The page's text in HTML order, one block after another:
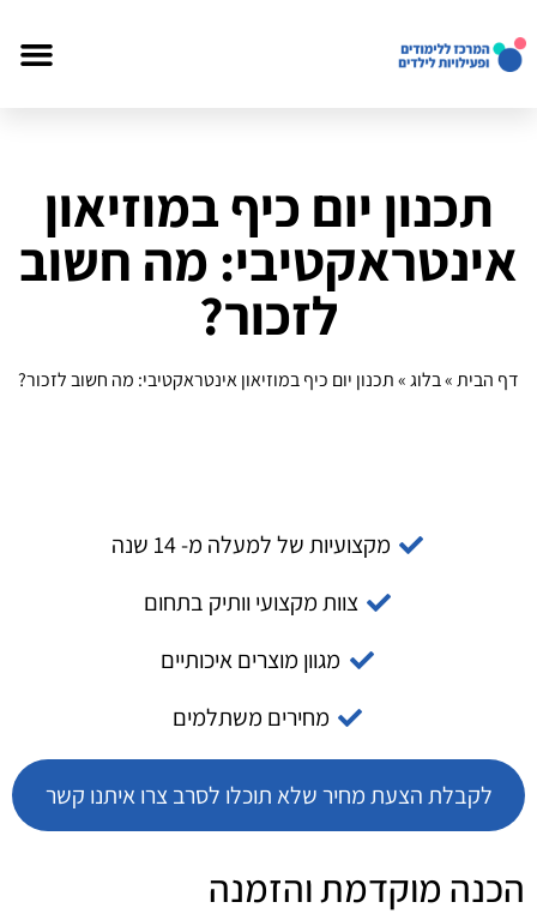
תכנון יום כיף במוזיאון
אינטראקטיבי: מה חשוב
לזכור?
דף הבית»בלוג»תכנון יום כיף במוזיאון אינטראקטיבי: מה חשוב לזכור?
מקצועיות של למעלה מ- 14 שנה
צוות מקצועי וותיק בתחום
מגוון מוצרים איכותיים
מחירים משתלמים
לקבלת הצעת מחיר שלא תוכלו לסרב צרו איתנו קשר
הכנה מוקדמת והזמנה